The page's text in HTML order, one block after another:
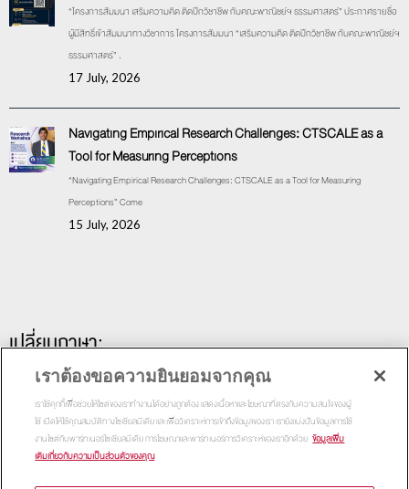
“โครงการสัมมนา เสริมความคิด ติดปีกวิชาชีพ กับคณะพาณิชย์ฯ ธรรมศาสตร์” ประกาศรายชื่อ
ผู้มีสิทธิ์เข้าสัมมนาทางวิชาการ โครงการสัมมนา “เสริมความคิด ติดปีกวิชาชีพ กับคณะพาณิชย์ฯ
ธรรมศาสตร์” .
17 July, 2026
Navigating Empirical Research Challenges: CTSCALE as a
Tool for Measuring Perceptions
“Navigating Empirical Research Challenges: CTSCALE as a Tool for Measuring
Perceptions” Come
15 July, 2026
เปลี่ยนภาษา:
เราต้องขอความยินยอมจากคุณ
เราใช้คุกกี้เพื่อช่วยให้ไซต์ของเราทำงานได้อย่างถูกต้อง แสดงเนื้อหาและโฆษณาที่ตรงกับความสนใจของผู้
ใช้ เปิดให้ใช้คุณสมบัติทางโซเชียลมีเดีย และเพื่อวิเคราะห์การเข้าถึงข้อมูลของเรา เรายังแบ่งปันข้อมูลการใช้
งานไซต์กับพาร์ทเนอร์โซเชียลมีเดีย การโฆษณาและพาร์ทเนอร์การวิเคราะห์ของเราอีกด้วย ข้อมูลเพิ่ม
เติมเกี่ยวกับความเป็นส่วนตัวของคุณ